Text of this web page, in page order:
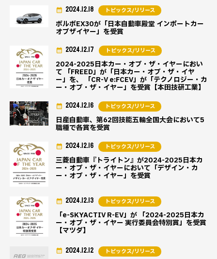
ボルボEX30が「日本自動車殿堂 インポートカー
オブザイヤー」を受賞
2024.12.18 トピックス/リリース
2024-2025日本カー・オブ・ザ・イヤーにおい
て 「FREED」が「日本カー・オブ・ザ・イヤ
ー」を、 「CR-V e:FCEV」が「テクノロジー・カ
ー・オブ・ザ・イヤー」を受賞【本田技研工業】
2024.12.17 トピックス/リリース
日産自動車、第62回技能五輪全国大会において5
職種で各賞を受賞
2024.12.16 トピックス/リリース
三菱自動車『トライトン』が2024-2025日本カ
ー・オブ・ザ・イヤーにおいて「デザイン・カ
ー・オブ・ザ・イヤー」を受賞
2024.12.16 トピックス/リリース
「e-SKYACTIV R-EV」が 「2024-2025日本カ
ー・オブ・ザ・イヤー 実行委員会特別賞」を受賞
【マツダ】
2024.12.13 トピックス/リリース
2024.12.12 トピックス/リリース